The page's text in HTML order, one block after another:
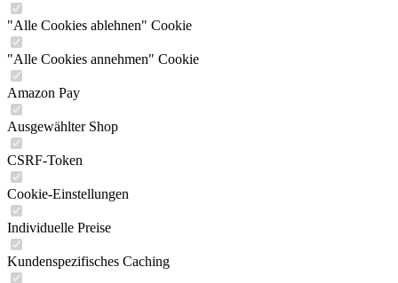
"Alle Cookies ablehnen" Cookie
"Alle Cookies annehmen" Cookie
Amazon Pay
Ausgewählter Shop
CSRF-Token
Cookie-Einstellungen
Individuelle Preise
Kundenspezifisches Caching